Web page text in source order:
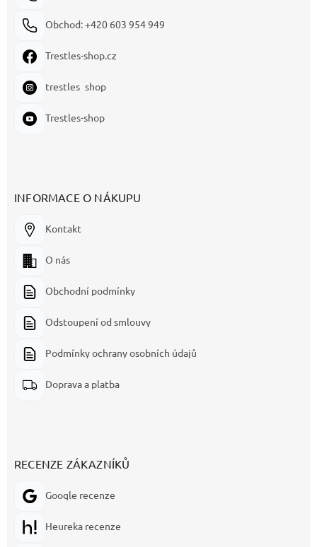
Obchod: +420 603 954 949
Trestles-shop.cz
trestles_shop
Trestles-shop
INFORMACE O NÁKUPU
Kontakt
O nás
Obchodní podmínky
Odstoupení od smlouvy
Podmínky ochrany osobních údajů
Doprava a platba
RECENZE ZÁKAZNÍKŮ
Google recenze
Heureka recenze